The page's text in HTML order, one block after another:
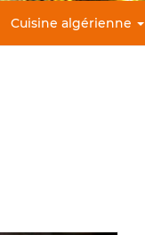
Cuisine algérienne